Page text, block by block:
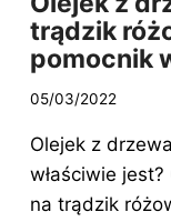
trądzik
pomocnik
05/03/2022
Olejek z
właściwie
na trądzik